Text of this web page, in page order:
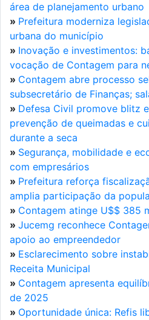
área de planejamento urbano
» Prefeitura moderniza
urbana do município
» Inovação e investimentos:
vocação de Contagem para
» Contagem abre processo
subsecretário de Finanças;
» Defesa Civil promove blitz
prevenção de queimadas e
durante a seca
» Segurança, mobilidade e
com empresários
» Prefeitura reforça
amplia participação da
» Contagem atinge U$$ 385
» Jucemg reconhece
apoio ao empreendedor
» Esclarecimento sobre
Receita Municipal
» Contagem apresenta
de 2025
» Oportunidade única: Refis